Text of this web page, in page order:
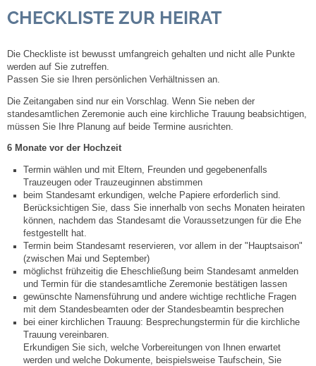
Grußwort Bürgermeister
Kurzportrait
Zahlen & Fakten
Steuern
Gebühren und Beiträge
Ortsrecht
Haushalt 2026
Trinkwasser - Härtebereich
Redaktionsstatut für das Amtsblatt
CHECKLISTE ZUR HEIRAT
Die Checkliste ist bewusst umfangreich gehalten und nicht alle Punkte
werden auf Sie zutreffen.
Passen Sie sie Ihren persönlichen Verhältnissen an.
Die Zeitangaben sind nur ein Vorschlag. Wenn Sie neben der
standesamtlichen Zeremonie auch eine kirchliche Trauung beabsichtigen,
müssen Sie Ihre Planung auf beide Termine ausrichten.
6 Monate vor der Hochzeit
Termin wählen und mit Eltern, Freunden und gegebenenfalls
Trauzeugen oder Trauzeuginnen abstimmen
beim Standesamt erkundigen, welche Papiere erforderlich sind.
Berücksichtigen Sie, dass Sie innerhalb von sechs Monaten heiraten
können, nachdem das Standesamt die Voraussetzungen für die Ehe
festgestellt hat.
Termin beim Standesamt reservieren, vor allem in der "Hauptsaison"
(zwischen Mai und September)
möglichst frühzeitig die Eheschließung beim Standesamt anmelden
und Termin für die standesamtliche Zeremonie bestätigen lassen
gewünschte Namensführung und andere wichtige rechtliche Fragen
mit dem Standesbeamten oder der Standesbeamtin besprechen
bei einer kirchlichen Trauung: Besprechungstermin für die kirchliche
Trauung vereinbaren.
Erkundigen Sie sich, welche Vorbereitungen von Ihnen erwartet
werden und welche Dokumente, beispielsweise Taufschein, Sie